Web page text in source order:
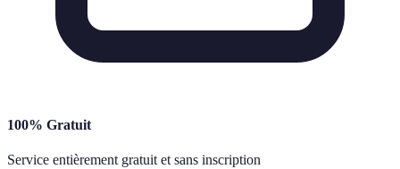
100% Gratuit
Service entièrement gratuit et sans inscription